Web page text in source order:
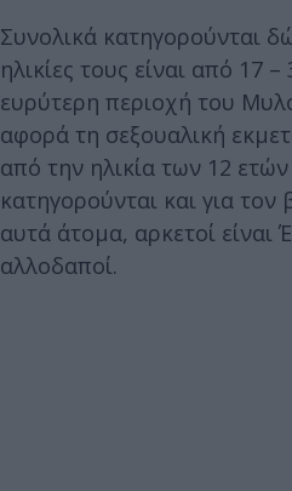
Συνολικά κατηγορούνται
ηλικίες τους είναι από 17
ευρύτερη περιοχή του
αφορά τη σεξουαλική
από την ηλικία των 12
κατηγορούνται και για
αυτά άτομα, αρκετοί είναι
αλλοδαποί.